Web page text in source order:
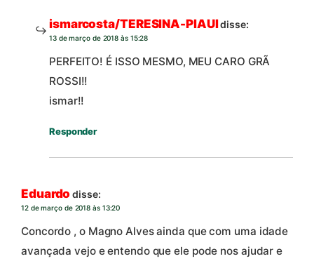
ismarcosta/TERESINA-PIAUIdisse:
13 de março de 2018 às 15:28
PERFEITO! É ISSO MESMO, MEU CARO GRÃ
ROSSI!!
ismar!!
Responder
Eduardo disse:
12 de março de 2018 às 13:20
Concordo , o Magno Alves ainda que com uma idade
avançada vejo e entendo que ele pode nos ajudar e